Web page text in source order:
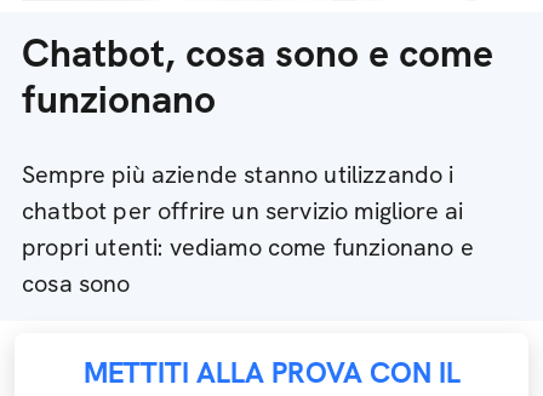
Chatbot, cosa sono e come
funzionano
Sempre più aziende stanno utilizzando i
chatbot per offrire un servizio migliore ai
propri utenti: vediamo come funzionano e
cosa sono
METTITI ALLA PROVA CON IL